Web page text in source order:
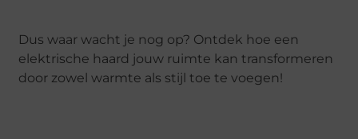
Dus waar wacht je nog op? Ontdek hoe een
elektrische haard jouw ruimte kan transformeren
door zowel warmte als stijl toe te voegen!